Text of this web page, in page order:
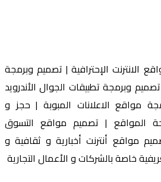
الانترنت الإحترافية | تصميم وبرمجة
وبرمجة تطبيقات الجوال الأندرويد
مواقع الاعلانات المبوبة | حجز و
المواقع | تصميم مواقع التسوق
مواقع أنترنت أخبارية و ثقافية و
خاصة بالشركات و الأعمال التجارية